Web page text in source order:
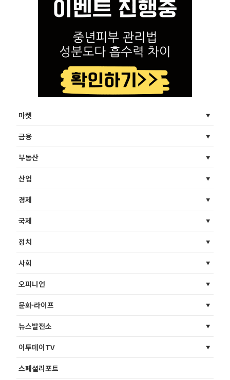
마켓
금융
부동산
산업
경제
국제
정치
사회
오피니언
문화·라이프
뉴스발전소
이투데이TV
스페셜리포트